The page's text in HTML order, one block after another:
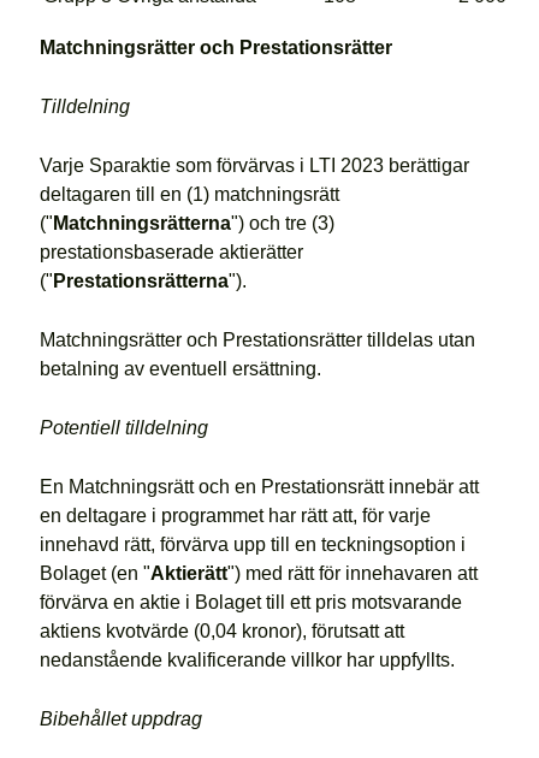
Matchningsrätter och Prestationsrätter
Tilldelning
Varje Sparaktie som förvärvas i LTI 2023 berättigar
deltagaren till en (1) matchningsrätt
(" Matchningsrätterna") och tre (3)
prestationsbaserade aktierätter
(" Prestationsrätterna").
Matchningsrätter och Prestationsrätter tilldelas utan
betalning av eventuell ersättning.
Potentiell tilldelning
En Matchningsrätt och en Prestationsrätt innebär att
en deltagare i programmet har rätt att, för varje
innehavd rätt, förvärva upp till en teckningsoption i
Bolaget (en "Aktierätt") med rätt för innehavaren att
förvärva en aktie i Bolaget till ett pris motsvarande
aktiens kvotvärde (0,04 kronor), förutsatt att
nedanstående kvalificerande villkor har uppfyllts.
Bibehållet uppdrag